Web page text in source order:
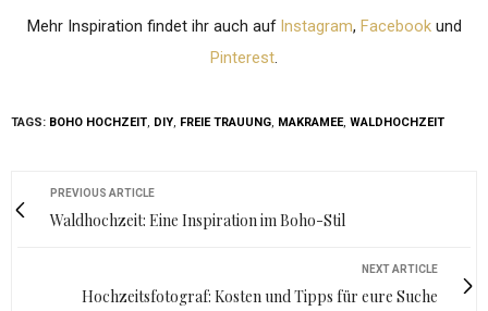
Mehr Inspiration findet ihr auch auf Instagram, Facebookund
Pinterest.
TAGS: BOHO HOCHZEIT, DIY, FREIE TRAUUNG, MAKRAMEE, WALDHOCHZEIT
PREVIOUS ARTICLE
Waldhochzeit: Eine Inspiration im Boho-Stil
NEXT ARTICLE
Hochzeitsfotograf: Kosten und Tipps für eure Suche